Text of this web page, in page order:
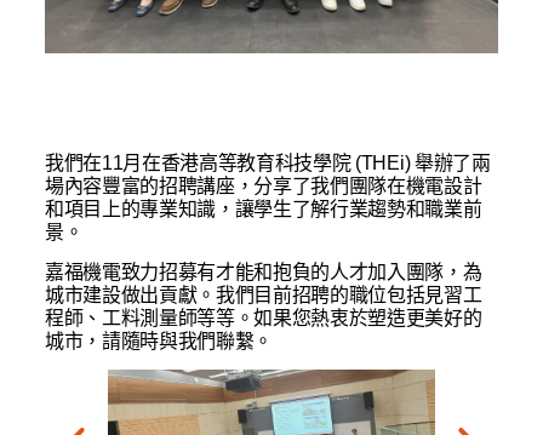
我們在11月在香港高等教育科技學院 (THEi) 舉辦了兩
場內容豐富的招聘講座，分享了我們團隊在機電設計
和項目上的專業知識，讓學生了解行業趨勢和職業前
景。
嘉福機電致力招募有才能和抱負的人才加入團隊，為
城市建設做出貢獻。我們目前招聘的職位包括見習工
程師、工料測量師等等。如果您熱衷於塑造更美好的
城市，請隨時與我們聯繫。